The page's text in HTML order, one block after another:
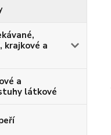
krajkové a
a
látkové